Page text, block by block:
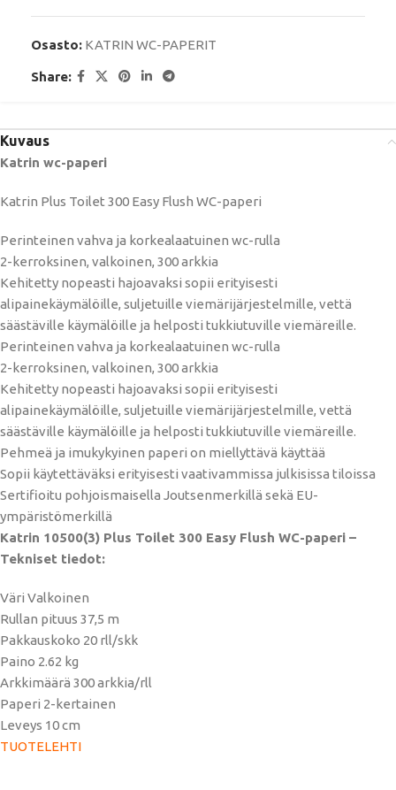
Osasto: KATRIN WC-PAPERIT
Share:
Kuvaus
Katrin wc-paperi
Katrin Plus Toilet 300 Easy Flush WC-paperi
Perinteinen vahva ja korkealaatuinen wc-rulla
2-kerroksinen, valkoinen, 300 arkkia
Kehitetty nopeasti hajoavaksi sopii erityisesti
alipainekäymälöille, suljetuille viemärijärjestelmille, vettä
säästäville käymälöille ja helposti tukkiutuville viemäreille.
Perinteinen vahva ja korkealaatuinen wc-rulla
2-kerroksinen, valkoinen, 300 arkkia
Kehitetty nopeasti hajoavaksi sopii erityisesti
alipainekäymälöille, suljetuille viemärijärjestelmille, vettä
säästäville käymälöille ja helposti tukkiutuville viemäreille.
Pehmeä ja imukykyinen paperi on miellyttävä käyttää
Sopii käytettäväksi erityisesti vaativammissa julkisissa tiloissa
Sertifioitu pohjoismaisella Joutsenmerkillä sekä EU-
ympäristömerkillä
Katrin 10500(3) Plus Toilet 300 Easy Flush WC-paperi –
Tekniset tiedot:
Väri Valkoinen
Rullan pituus 37,5 m
Pakkauskoko 20 rll/skk
Paino 2.62 kg
Arkkimäärä 300 arkkia/rll
Paperi 2-kertainen
Leveys 10 cm
TUOTELEHTI